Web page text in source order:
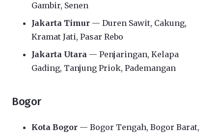
Gambir, Senen
Jakarta Timur — Duren Sawit, Cakung,
Kramat Jati, Pasar Rebo
Jakarta Utara — Penjaringan, Kelapa
Gading, Tanjung Priok, Pademangan
Bogor
Kota Bogor — Bogor Tengah, Bogor Barat,